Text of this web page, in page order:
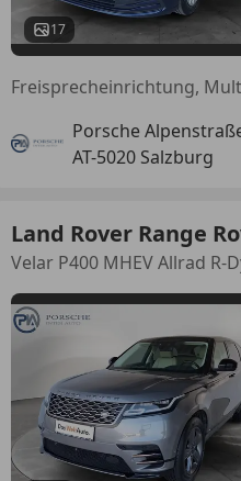
17
Porsche
AT-5020 Salzburg
Land Rover Range
Velar P400 MHEV Allrad R-